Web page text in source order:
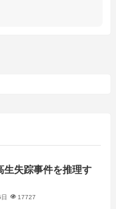
生失踪事件を推理す
17727